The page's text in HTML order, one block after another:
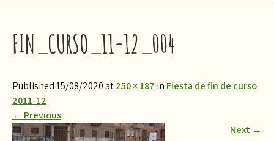
FIN_CURSO_11-12_004
Published 15/08/2020 at250 × 187 in Fiesta de fin de curso
2011-12
← Previous
Next →